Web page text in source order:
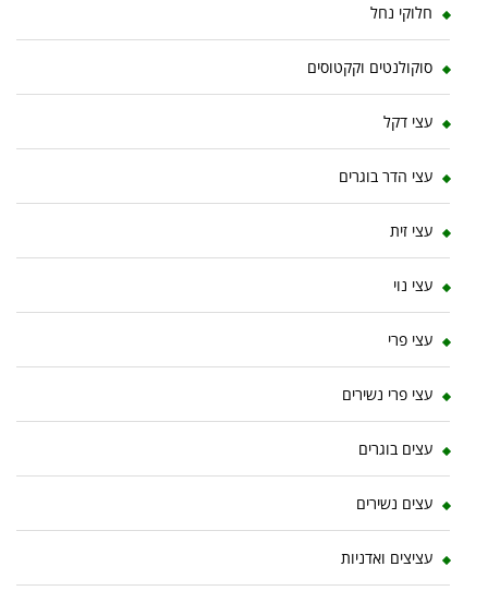
חלוקי נחל
סוקולנטים וקקטוסים
עצי דקל
עצי הדר בוגרים
עצי זית
עצי נוי
עצי פרי
עצי פרי נשירים
עצים בוגרים
עצים נשירים
עציצים ואדניות